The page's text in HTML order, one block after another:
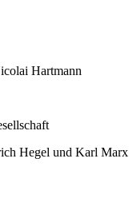
Hartmann
Hegel und Karl Marx